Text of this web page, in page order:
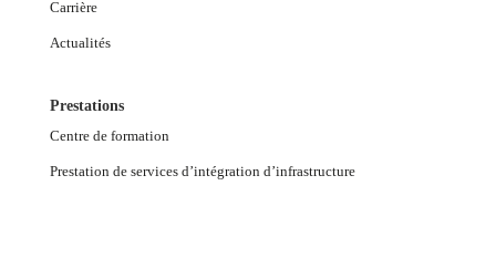
Carrière
Actualités
Prestations
Centre de formation
Prestation de services d’intégration d’infrastructure